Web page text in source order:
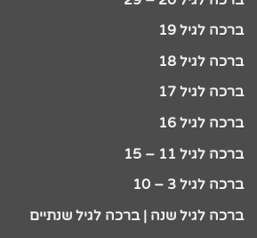
ברכה לגיל 19
ברכה לגיל 18
ברכה לגיל 17
ברכה לגיל 16
ברכה לגיל 11 – 15
ברכה לגיל 3 – 10
ברכה לגיל שנה | ברכה לגיל שנתיים